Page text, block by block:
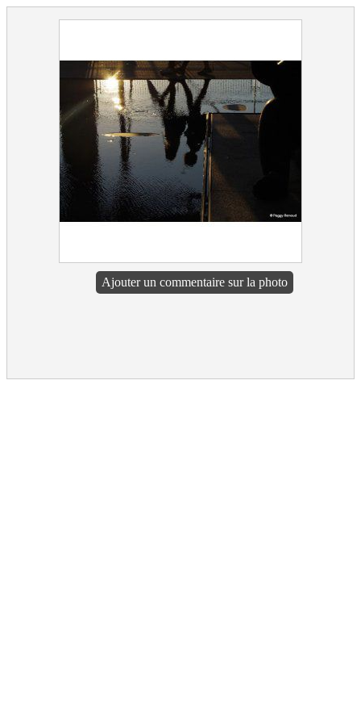
Ajouter un commentaire sur la photo